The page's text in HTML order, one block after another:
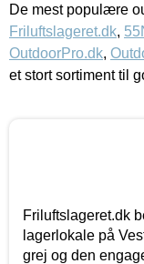
De mest populære
Friluftslageret.dk,
OutdoorPro.dk,
et stort sortiment til
Friluftslageret.dk
lagerlokale på
grej og den